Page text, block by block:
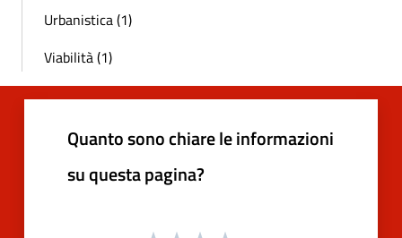
Urbanistica (1)
Viabilità (1)
Quanto sono chiare le informazioni
su questa pagina?